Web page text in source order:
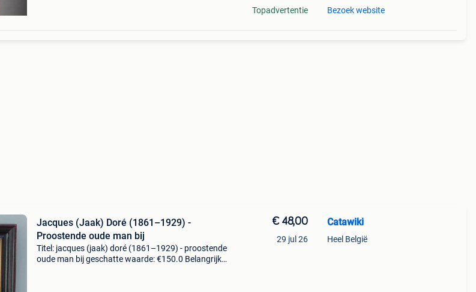
Topadvertentie Bezoek website
Jacques (Jaak) Doré (1861–1929) -
Proostende oude man bij
Titel: jacques (jaak) doré (1861–1929) - proostende
oude man bij geschatte waarde: €150.0 Belangrijk:
€ 48,00
29 jul 26
Catawiki
Heel België